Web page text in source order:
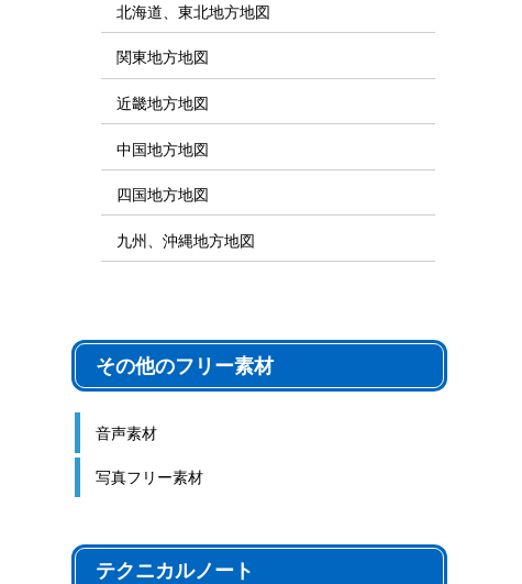
北海道、東北地方地図
関東地方地図
近畿地方地図
中国地方地図
四国地方地図
九州、沖縄地方地図
その他のフリー素材
音声素材
写真フリー素材
テクニカルノート